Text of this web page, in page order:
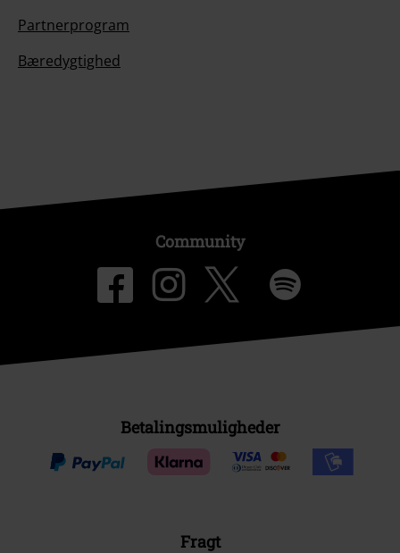
Partnerprogram
Bæredygtighed
Community
Betalingsmuligheder
Fragt